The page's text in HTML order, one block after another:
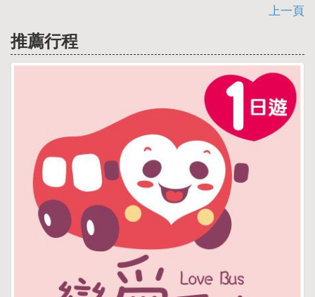
上一頁
推薦行程